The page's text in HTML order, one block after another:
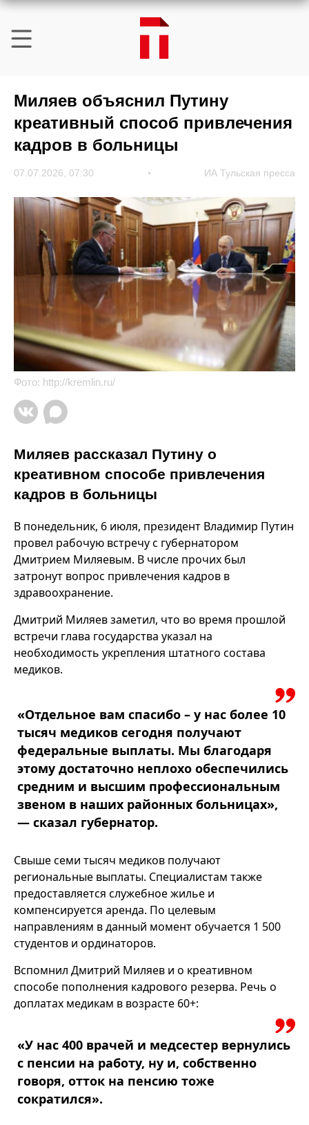
Миляев объяснил Путину
креативный способ привлечения
кадров в больницы
07.07.2026, 07:30 ИА Тульская пресса
Фото: http://kremlin.ru/
Миляев рассказал Путину о
креативном способе привлечения
кадров в больницы
В понедельник, 6 июля, президент Владимир Путин
провел рабочую встречу с губернатором
Дмитрием Миляевым. В числе прочих был
затронут вопрос привлечения кадров в
здравоохранение.
Дмитрий Миляев заметил, что во время прошлой
встречи глава государства указал на
необходимость укрепления штатного состава
медиков.
«Отдельное вам спасибо – у нас более 10
тысяч медиков сегодня получают
федеральные выплаты. Мы благодаря
этому достаточно неплохо обеспечились
средним и высшим профессиональным
звеном в наших районных больницах»,
— сказал губернатор.
Свыше семи тысяч медиков получают
региональные выплаты. Специалистам также
предоставляется служебное жилье и
компенсируется аренда. По целевым
направлениям в данный момент обучается 1 500
студентов и ординаторов.
Вспомнил Дмитрий Миляев и о креативном
способе пополнения кадрового резерва. Речь о
доплатах медикам в возрасте 60+:
«У нас 400 врачей и медсестер вернулись
с пенсии на работу, ну и, собственно
говоря, отток на пенсию тоже
сократился».